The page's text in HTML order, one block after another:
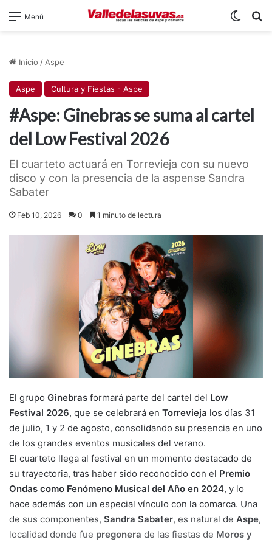
Menú
Inicio / Aspe
Aspe Cultura y Fiestas - Aspe
#Aspe: Ginebras se suma al cartel
del Low Festival 2026
El cuarteto actuará en Torrevieja con su nuevo
disco y con la presencia de la aspense Sandra
Sabater
Feb 10, 2026 0 1 minuto de lectura
El grupo Ginebras formará parte del cartel del Low
Festival 2026, que se celebrará en Torrevieja los días 31
de julio, 1 y 2 de agosto, consolidando su presencia en uno
de los grandes eventos musicales del verano.
El cuarteto llega al festival en un momento destacado de
su trayectoria, tras haber sido reconocido con el Premio
Ondas como Fenómeno Musical del Año en 2024, y lo
hace además con un especial vínculo con la comarca. Una
de sus componentes, Sandra Sabater, es natural de Aspe,
localidad donde fue pregonera de las fiestas de Moros y